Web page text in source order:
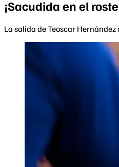
¡Sacudida en el
La salida de Teoscar